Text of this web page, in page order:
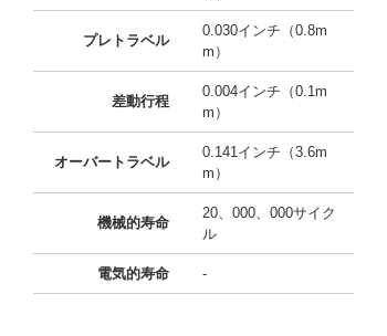
プレトラベル
0.030インチ（0.8m
m）
差動行程
0.004インチ（0.1m
m）
オーバートラベル
0.141インチ（3.6m
m）
機械的寿命
20、000、000サイク
ル
電気的寿命 -